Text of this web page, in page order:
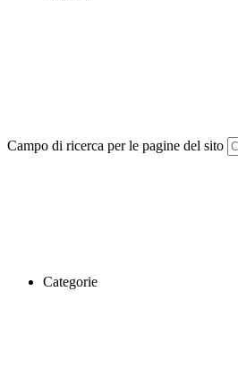
Campo di ricerca per le pagine del sito
Categorie